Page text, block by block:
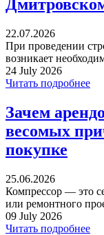
22.07.2026
При проведении
возникает
24 July 2026
Читать подробнее
Зачем
весомых
покупке
25.06.2026
Компрессор — это
или ремонтного
09 July 2026
Читать подробнее